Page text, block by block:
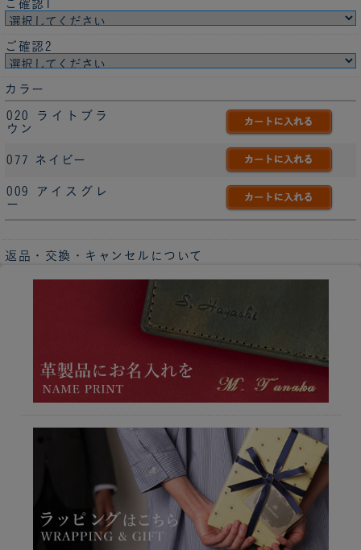
ご確認1
ご確認2
カラー
020 ライトブラ
ウン
077 ネイビー
009 アイスグレ
ー
返品・交換・キャンセルについて